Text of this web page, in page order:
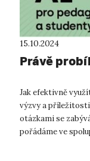
15.10.2024
Právě
Jak efektivně
výzvy a
otázkami se
pořádáme ve